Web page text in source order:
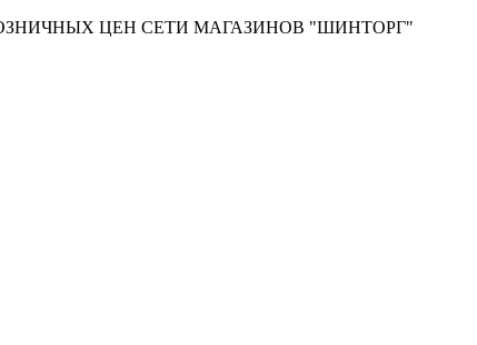
ЦЕН СЕТИ МАГАЗИНОВ "ШИНТОРГ"